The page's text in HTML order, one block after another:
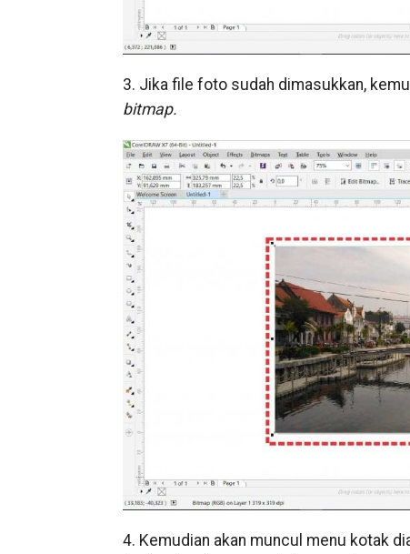
3. Jika file foto sudah dimasukkan,
bitmap.
4. Kemudian akan muncul menu kotak